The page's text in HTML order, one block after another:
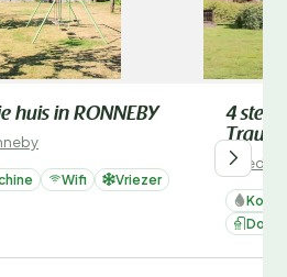
huis in RONNEBY
Wifi Vriezer
4
Traum
Zweden